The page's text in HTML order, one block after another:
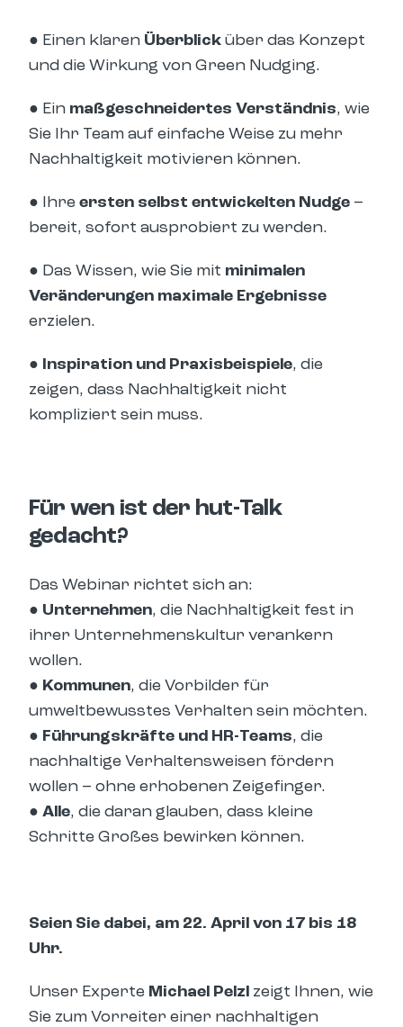
● Einen klaren Überblicküber das Konzept
und die Wirkung von Green Nudging.
● Ein maßgeschneidertes Verständnis, wie
Sie Ihr Team auf einfache Weise zu mehr
Nachhaltigkeit motivieren können.
● Ihre ersten selbst entwickelten Nudge–
bereit, sofort ausprobiert zu werden.
● Das Wissen, wie Sie mit minimalen
Veränderungen maximale Ergebnisse
erzielen.
● Inspiration und Praxisbeispiele, die
zeigen, dass Nachhaltigkeit nicht
kompliziert sein muss.
Für wen ist der hut-Talk
gedacht?
Das Webinar richtet sich an:
● Unternehmen, die Nachhaltigkeit fest in
ihrer Unternehmenskultur verankern
wollen.
● Kommunen, die Vorbilder für
umweltbewusstes Verhalten sein möchten.
● Führungskräfte und HR-Teams, die
nachhaltige Verhaltensweisen fördern
wollen – ohne erhobenen Zeigefinger.
● Alle, die daran glauben, dass kleine
Schritte Großes bewirken können.
Seien Sie dabei, am 22. April von 17 bis 18
Uhr.
Unser Experte Michael Pelzl zeigt Ihnen, wie
Sie zum Vorreiter einer nachhaltigen